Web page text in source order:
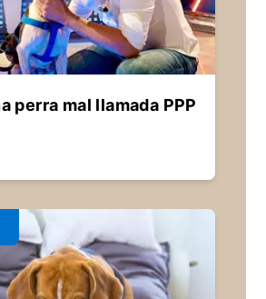
perra mal llamada PPP